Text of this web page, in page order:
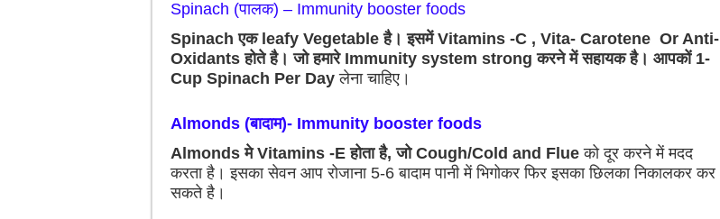
Spinach (पालक) – Immunity booster foods
Spinach एक leafy Vegetable है। इसमें Vitamins -C , Vita- Carotene Or Anti-
Oxidants होते है। जो हमारे Immunity system strong करने में सहायक है। आपकों 1-
Cup Spinach Per Day लेना चाहिए।
Almonds (बादाम)- Immunity booster foods
Almonds मे Vitamins -E होता है, जो Cough/Cold and Flue को दूर करने में मदद
करता है। इसका सेवन आप रोजाना 5-6 बादाम पानी में भिगोकर फिर इसका छिलका निकालकर कर
सकते है।